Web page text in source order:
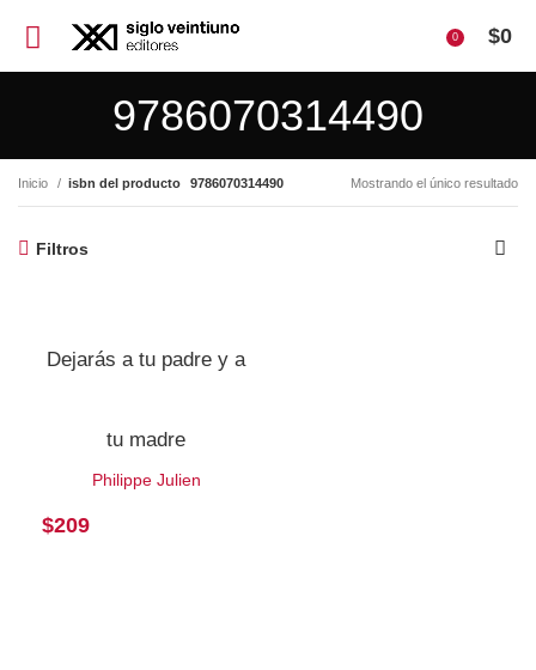
0 $0
9786070314490
Inicio isbn del producto 9786070314490 Mostrando el único resultado
Filtros
Dejarás a tu padre y a
tu madre
Philippe Julien
$209